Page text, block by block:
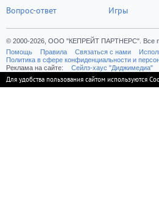
Вопрос-ответ
Игры
© 2000-2026, ООО "КЕПРЕЙТ ПАРТНЕРС". Все
Помощь
Правила Связаться с нами
Политика в сфере конфиденциальности и
Реклама на сайте:
Cейлз-хаус "Диджимедиа"
Для удобства пользования сайтом используются